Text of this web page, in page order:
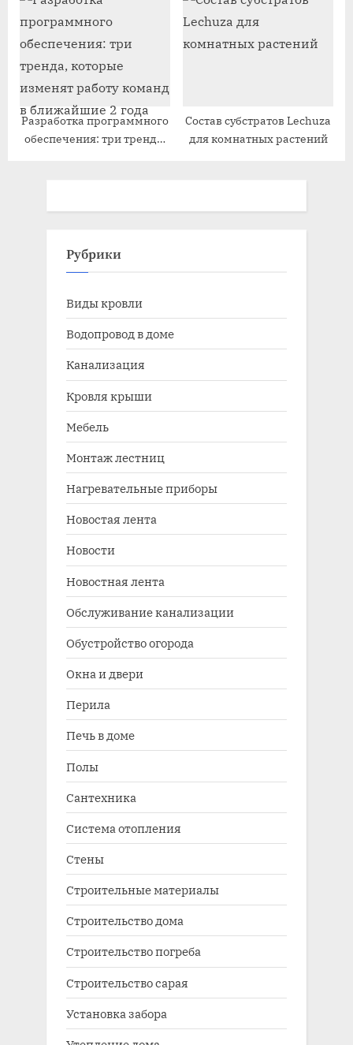
Разработка программного
обеспечения: три тренда,
Состав субстратов Lechuza
для комнатных растений
Рубрики
Виды кровли
Водопровод в доме
Канализация
Кровля крыши
Мебель
Монтаж лестниц
Нагревательные приборы
Новостая лента
Новости
Новостная лента
Обслуживание канализации
Обустройство огорода
Окна и двери
Перила
Печь в доме
Полы
Сантехника
Система отопления
Стены
Строительные материалы
Строительство дома
Строительство погреба
Строительство сарая
Установка забора